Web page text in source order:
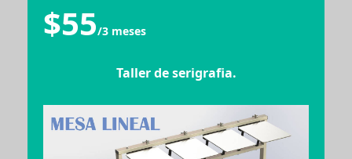
$55/3 meses
Taller de serigrafia.